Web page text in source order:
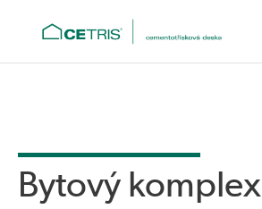
Bytový komplex